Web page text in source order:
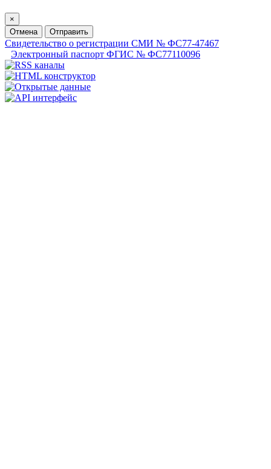
×
Отмена
Отправить
Свидетельство о регистрации СМИ № ФС77-47467
Электронный паспорт ФГИС № ФС77110096